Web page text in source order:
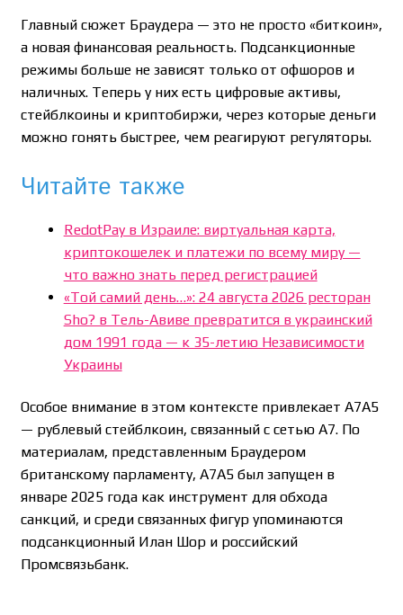
Главный сюжет Браудера — это не просто «биткоин»,
а новая финансовая реальность. Подсанкционные
режимы больше не зависят только от офшоров и
наличных. Теперь у них есть цифровые активы,
стейблкоины и криптобиржи, через которые деньги
можно гонять быстрее, чем реагируют регуляторы.
Читайте также
RedotPay в Израиле: виртуальная карта,
криптокошелек и платежи по всему миру —
что важно знать перед регистрацией
«Той самий день…»: 24 августа 2026 ресторан
Sho? в Тель-Авиве превратится в украинский
дом 1991 года — к 35-летию Независимости
Украины
Особое внимание в этом контексте привлекает A7A5
— рублевый стейблкоин, связанный с сетью A7. По
материалам, представленным Браудером
британскому парламенту, A7A5 был запущен в
январе 2025 года как инструмент для обхода
санкций, и среди связанных фигур упоминаются
подсанкционный Илан Шор и российский
Промсвязьбанк.